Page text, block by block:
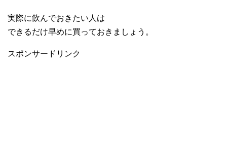
実際に飲んでおきたい人は
できるだけ早めに買っておきましょう。
スポンサードリンク